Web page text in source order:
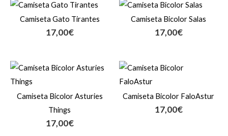
Camiseta Gato Tirantes
17,00€
Camiseta Bicolor Salas
17,00€
Camiseta Bicolor Asturies
Things
17,00€
Camiseta Bicolor FaloAstur
17,00€